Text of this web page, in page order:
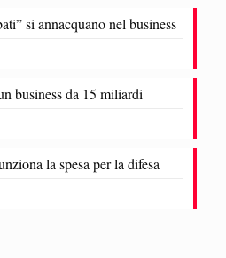
si annacquano nel business
business da 15 miliardi
la spesa per la difesa